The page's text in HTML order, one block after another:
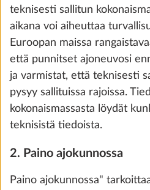
Vetokoukku SAWIKO,
teknisesti sallitun
aikana voi aiheuttaa
Euroopan maissa
että punnitset ajoneuvosi
ja varmistat, että teknisesti
pysyy sallituissa rajoissa.
kokonaismassasta löydät
teknisistä tiedoista.
2. Paino ajokunnossa
Paino ajokunnossa"